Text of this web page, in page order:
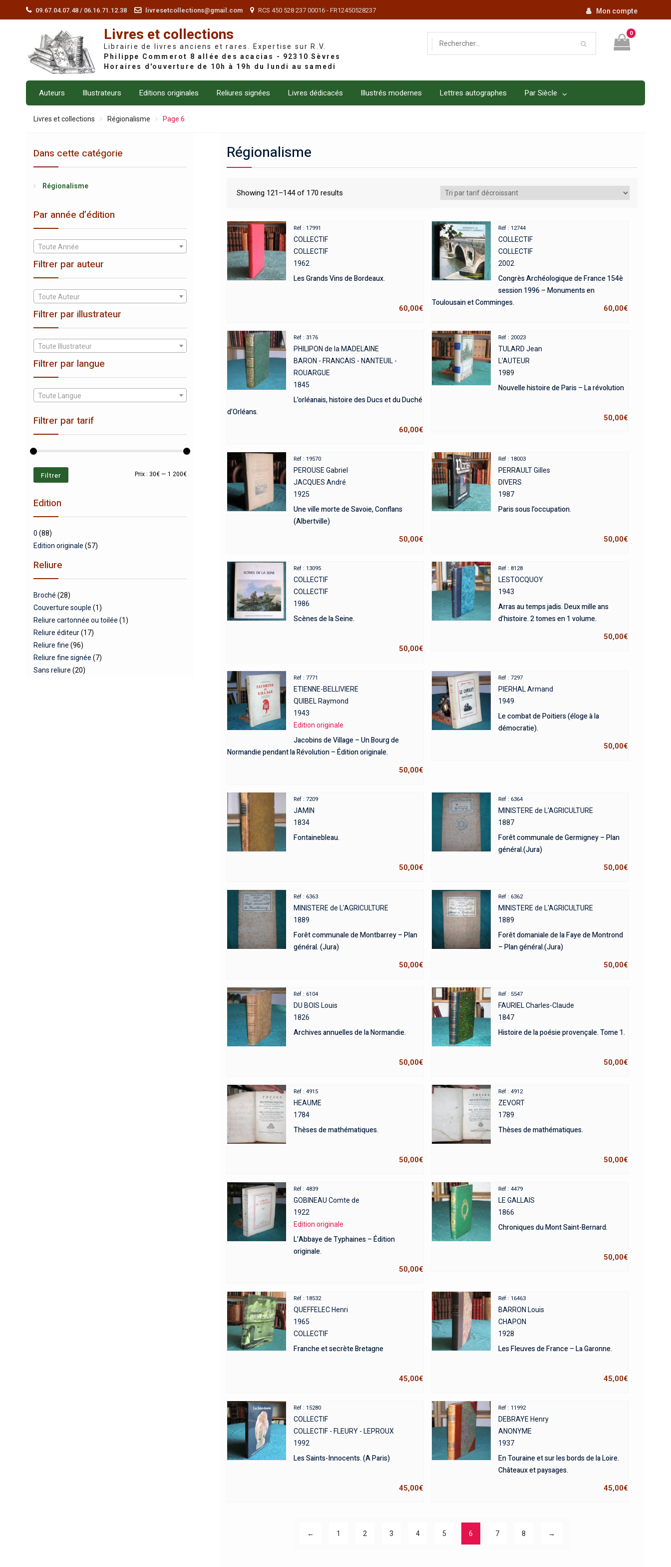
09.67.04.07.48 / 06.16.71.12.38 livresetcollections@gmail.com RCS 450 528 237 00016 - FR12450528237 Mon compte
Livres et collections
Librairie de livres anciens et rares. Expertise sur R.V.
0
Auteurs Illustrateurs Editions originales Reliures signées Livres dédicacés Illustrés modernes Lettres autographes Par Siècle
Livres et collections Régionalisme Page 6
Régionalisme
Showing 121–144 of 170 results
Réf : 17991
COLLECTIF
COLLECTIF
1962
Les Grands Vins de Bordeaux.
60,00€
Réf : 12744
COLLECTIF
COLLECTIF
2002
Congrès Archéologique de France 154è
session 1996 – Monuments en
Toulousain et Comminges.
60,00€
Réf : 3176
PHILIPON de la MADELAINE
BARON - FRANCAIS - NANTEUIL -
ROUARGUE
1845
L’orléanais, histoire des Ducs et du Duché
d’Orléans.
60,00€
Réf : 20023
TULARD Jean
L'AUTEUR
1989
Nouvelle histoire de Paris – La révolution
50,00€
Réf : 19570
PEROUSE Gabriel
JACQUES André
1925
Une ville morte de Savoie, Conflans
(Albertville)
50,00€
Réf : 18003
PERRAULT Gilles
DIVERS
1987
Paris sous l’occupation.
50,00€
Réf : 13095
COLLECTIF
COLLECTIF
1986
Scènes de la Seine.
50,00€
Réf : 8128
LESTOCQUOY
1943
Arras au temps jadis. Deux mille ans
d’histoire. 2 tomes en 1 volume.
50,00€
Réf : 7771
ETIENNE-BELLIVIERE
QUIBEL Raymond
1943
Edition originale
Jacobins de Village – Un Bourg de
Normandie pendant la Révolution – Édition originale.
50,00€
Réf : 7297
PIERHAL Armand
1949
Le combat de Poitiers (éloge à la
démocratie).
50,00€
Réf : 7209
JAMIN
1834
Fontainebleau.
50,00€
Réf : 6364
MINISTERE de L'AGRICULTURE
1887
Forêt communale de Germigney – Plan
général.(Jura)
50,00€
Réf : 6363
MINISTERE de L'AGRICULTURE
1889
Forêt communale de Montbarrey – Plan
général. (Jura)
50,00€
Réf : 6362
MINISTERE de L'AGRICULTURE
1889
Forêt domaniale de la Faye de Montrond
– Plan général.(Jura)
50,00€
Réf : 6104
DU BOIS Louis
1826
Archives annuelles de la Normandie.
50,00€
Réf : 5547
FAURIEL Charles-Claude
1847
Histoire de la poésie provençale. Tome 1.
50,00€
Réf : 4915
HEAUME
1784
Thèses de mathématiques.
50,00€
Réf : 4912
ZEVORT
1789
Thèses de mathématiques.
50,00€
Réf : 4839
GOBINEAU Comte de
1922
Edition originale
L’Abbaye de Typhaines – Édition
originale.
50,00€
Réf : 4479
LE GALLAIS
1866
Chroniques du Mont Saint-Bernard.
50,00€
Réf : 18532
QUEFFELEC Henri
1965
COLLECTIF
Franche et secrète Bretagne
45,00€
Réf : 16463
BARRON Louis
CHAPON
1928
Les Fleuves de France – La Garonne.
45,00€
Réf : 15280
COLLECTIF
COLLECTIF - FLEURY - LEPROUX
1992
Les Saints-Innocents. (A Paris)
45,00€
Réf : 11992
DEBRAYE Henry
ANONYME
1937
En Touraine et sur les bords de la Loire.
Châteaux et paysages.
45,00€
← 1 2 3 4 5 6 7 8 →
Dans cette catégorie
Régionalisme
Par année d’édition
Toute Année
Filtrer par auteur
Toute Auteur
Filtrer par illustrateur
Toute Illustrateur
Filtrer par langue
Toute Langue
Filtrer par tarif
Prix
Prix
Filtrer Prix : 30€ — 1 200€
Edition
0 (88)
Edition originale (57)
Reliure
Broché (28)
Couverture souple (1)
Reliure cartonnée ou toilée (1)
Reliure éditeur(17)
Reliure fine (96)
Reliure fine signée (7)
Sans reliure (20)